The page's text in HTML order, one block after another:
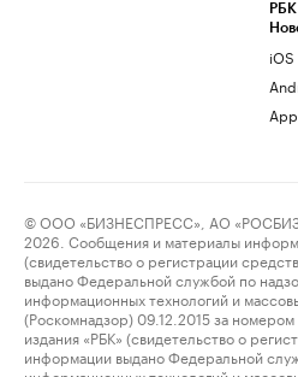
РБК
iOS
© ООО «БИЗНЕСПРЕСС», АО
2026. Сообщения и материалы
(свидетельство о регистрации
выдано Федеральной службой по
информационных технологий и
(Роскомнадзор) 09.12.2015 за
издания «РБК» (свидетельство о
информации выдано Федеральной